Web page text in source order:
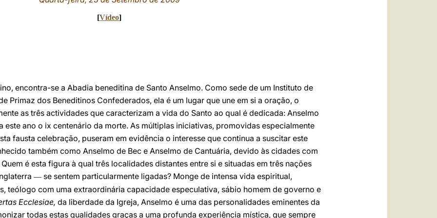
[Vídeo]
encontra-se a Abadia beneditina de Santo Anselmo. Como sede de um Instituto de
Primaz dos Beneditinos Confederados, ela é um lugar que une em si a oração, o
as três actividades que caracterizam a vida do Santo ao qual é dedicada: Anselmo
este ano o ix centenário da morte. As múltiplas iniciativas, promovidas especialmente
fausta celebração, puseram em evidência o interesse que continua a suscitar este
também como Anselmo de Bec e Anselmo de Cantuária, devido às cidades com
é esta figura à qual três localidades distantes entre si e situadas em três nações
— se sentem particularmente ligadas? Monge de intensa vida espiritual,
teólogo com uma extraordinária capacidade especulativa, sábio homem de governo e
Ecclesiae, da liberdade da Igreja, Anselmo é uma das personalidades eminentes da
todas estas qualidades graças a uma profunda experiência mística, que sempre